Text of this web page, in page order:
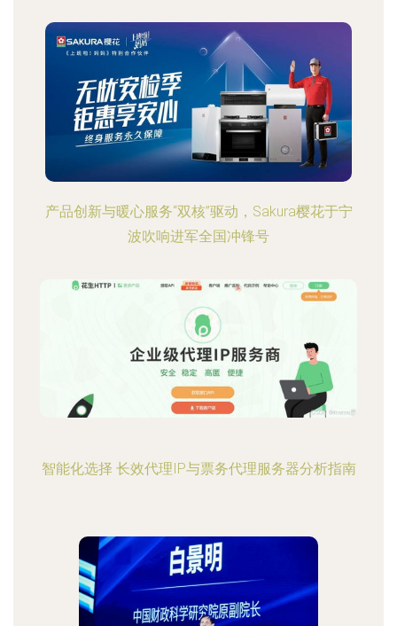
产品创新与暖心服务“双核”驱动，Sakura樱花于宁
波吹响进军全国冲锋号
智能化选择 长效代理IP与票务代理服务器分析指南